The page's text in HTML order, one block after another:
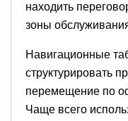
находить
зоны
Навигационные
структурировать
перемещение по
Чаще всего